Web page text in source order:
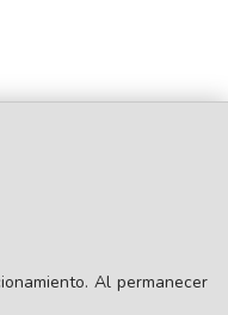
Al permanecer